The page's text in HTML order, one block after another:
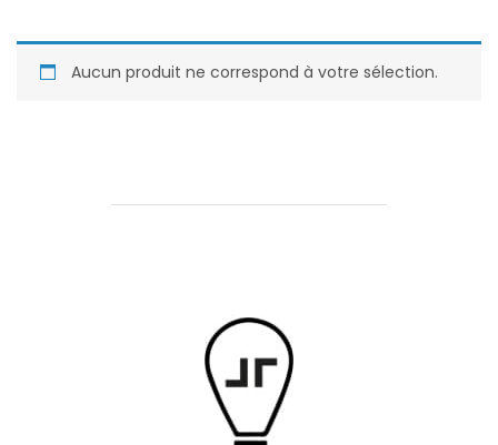
Aucun produit ne correspond à votre sélection.